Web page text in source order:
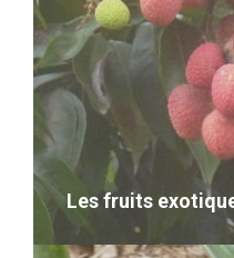
Concert pour
VOIR LE DÉTAIL
Les fruits